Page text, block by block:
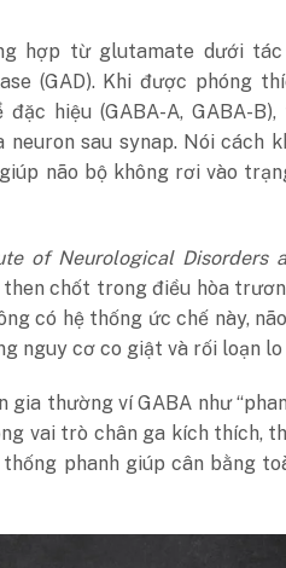
hợp từ glutamate dưới
(GAD). Khi được phóng
hiệu (GABA-A, GABA-
sau synap. Nói cách
não bộ không rơi vào
of Neurological Disorders
then chốt trong điều hòa
có hệ thống ức chế này,
nguy cơ co giật và rối loạn lo
gia thường ví GABA như
vai trò chân ga kích thích,
phanh giúp cân bằng